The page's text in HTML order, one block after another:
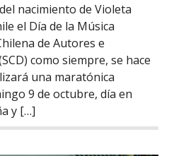
nacimiento de Violeta
el Día de la Música
de Autores e
como siempre, se hace
una maratónica
9 de octubre, día en
y […]